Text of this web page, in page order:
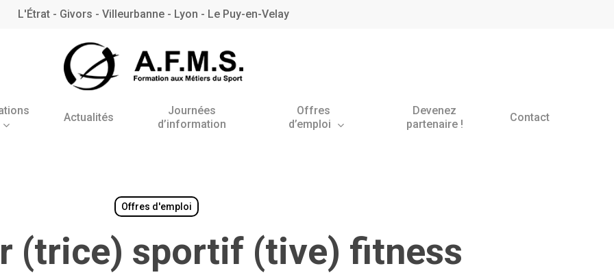
L'Étrat - Givors - Villeurbanne - Lyon - Le Puy-en-Velay
– Rhône
Actualités
Journées
d’information
Offres
d’emploi
Devenez
partenaire !
Contact
Offres d'emploi
(trice) sportif (tive) fitness